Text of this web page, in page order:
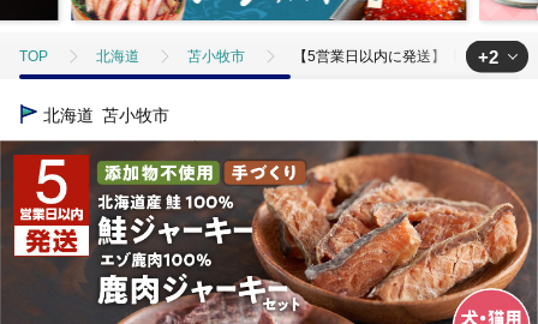
TOP 北海道 苫小牧市 【5営業日以内に発送】【アスラン
TOP
ほかの雑貨・日用品 【5営業日以内に
+2
北海道 苫小牧市